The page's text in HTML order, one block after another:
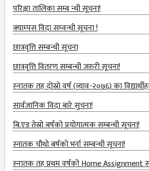
FACULTY
MEMBERS
TEACHING
STAFFS
NON
STAFFS
COURSES
BACHELOR
परिक्षा तालिका सम्ब न्धी सूचना!
क्‍याम्‍पस विदा सम्‍वन्‍धी सूचना !
छात्रवृत्ति सम्बन्धी सूचना
छात्रवृत्ति वितरण सम्बन्धी जरुरी सूचना!
स्‍नातक तह दोस्रो वर्ष (व्याव-२०७६) का
सार्वजानिक विदा बारे सुचना!
बि.एड तेस्रो बर्षको प्रयोगात्मक सम्बन्धी सूचना!
स्नातक चौथो बर्षको भर्ना सम्बन्धी सूचना!
स्‍नातक तह प्रथम वर्षको Home Assignment